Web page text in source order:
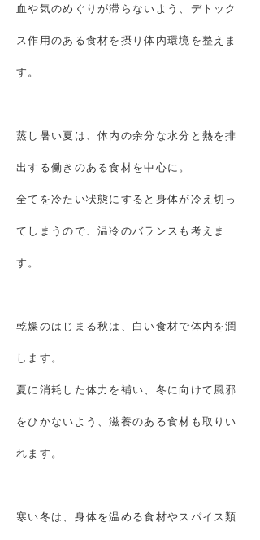
血や気のめぐりが滞らないよう、デトック
ス作用のある食材を摂り体内環境を整えま
す。
蒸し暑い夏は、体内の余分な水分と熱を排
出する働きのある食材を中心に。
全てを冷たい状態にすると身体が冷え切っ
てしまうので、温冷のバランスも考えま
す。
乾燥のはじまる秋は、白い食材で体内を潤
します。
夏に消耗した体力を補い、冬に向けて風邪
をひかないよう、滋養のある食材も取りい
れます。
寒い冬は、身体を温める食材やスパイス類